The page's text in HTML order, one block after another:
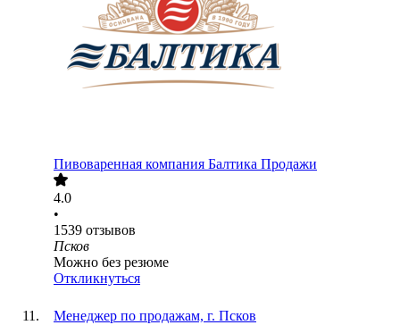
Пивоваренная компания Балтика Продажи
4.0
•
1539 отзывов
Псков
Можно без резюме
Откликнуться
Менеджер по продажам, г. Псков